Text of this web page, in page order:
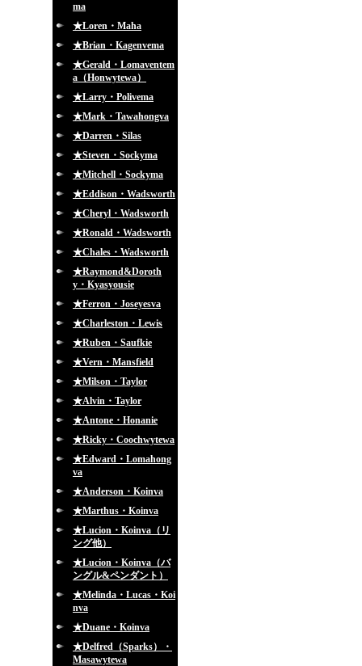
ma
★Loren・Maha
★Brian・Kagenvema
★Gerald・Lomaventem
a（Honwytewa）
★Larry・Polivema
★Mark・Tawahongva
★Darren・Silas
★Steven・Sockyma
★Mitchell・Sockyma
★Eddison・Wadsworth
★Cheryl・Wadsworth
★Ronald・Wadsworth
★Chales・Wadsworth
★Raymond&Doroth
y・Kyasyousie
★Ferron・Joseyesva
★Charleston・Lewis
★Ruben・Saufkie
★Vern・Mansfield
★Milson・Taylor
★Alvin・Taylor
★Antone・Honanie
★Ricky・Coochwytewa
★Edward・Lomahong
va
★Anderson・Koinva
★Marthus・Koinva
★Lucion・Koinva（リ
ング他）
★Lucion・Koinva（バ
ングル&ペンダント）
★Melinda・Lucas・Koi
nva
★Duane・Koinva
★Delfred（Sparks）・
Masawytewa